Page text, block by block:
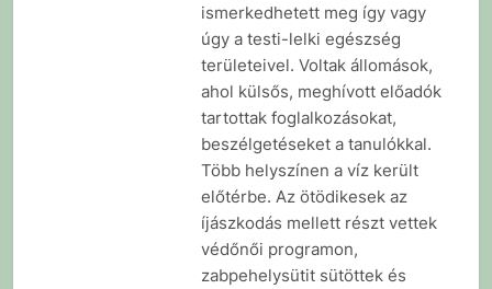
ismerkedhetett meg így vagy
úgy a testi-lelki egészség
területeivel. Voltak állomások,
ahol külsős, meghívott előadók
tartottak foglalkozásokat,
beszélgetéseket a tanulókkal.
Több helyszínen a víz került
előtérbe. Az ötödikesek az
íjászkodás mellett részt vettek
védőnői programon,
zabpehelysütit sütöttek és